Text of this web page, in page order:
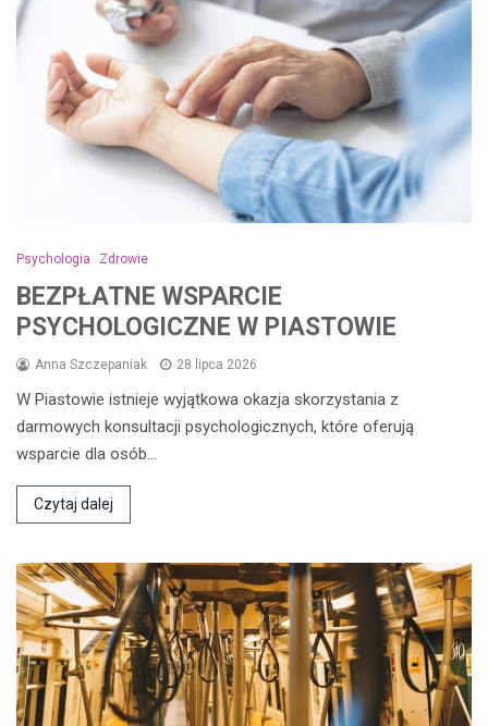
Psychologia Zdrowie
BEZPŁATNE WSPARCIE
PSYCHOLOGICZNE W PIASTOWIE
Anna Szczepaniak 28 lipca 2026
W Piastowie istnieje wyjątkowa okazja skorzystania z
darmowych konsultacji psychologicznych, które oferują
wsparcie dla osób…
Czytaj dalej